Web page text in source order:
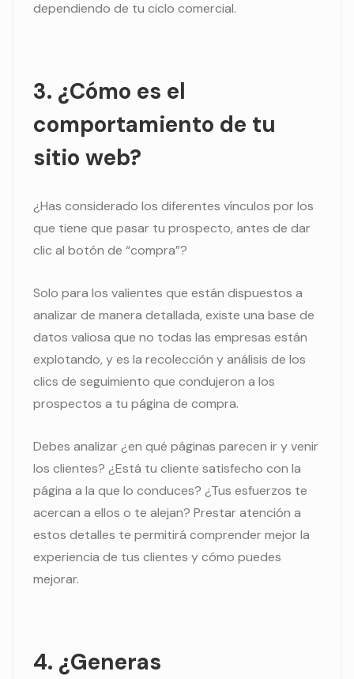
dependiendo de tu ciclo comercial.
3. ¿Cómo es el
comportamiento de tu
sitio web?
¿Has considerado los diferentes vínculos por los
que tiene que pasar tu prospecto, antes de dar
clic al botón de “compra”?
Solo para los valientes que están dispuestos a
analizar de manera detallada, existe una base de
datos valiosa que no todas las empresas están
explotando, y es la recolección y análisis de los
clics de seguimiento que condujeron a los
prospectos a tu página de compra.
Debes analizar ¿en qué páginas parecen ir y venir
los clientes? ¿Está tu cliente satisfecho con la
página a la que lo conduces? ¿Tus esfuerzos te
acercan a ellos o te alejan? Prestar atención a
estos detalles te permitirá comprender mejor la
experiencia de tus clientes y cómo puedes
mejorar.
4. ¿Generas